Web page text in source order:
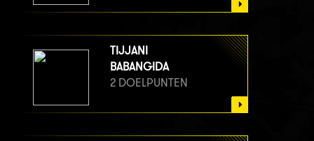
TIJJANI
BABANGIDA
2 DOELPUNTEN